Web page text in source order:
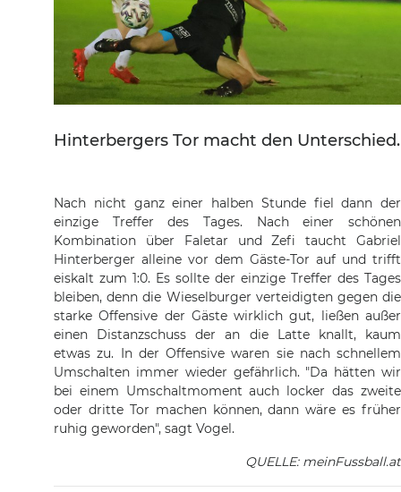
Hinterbergers Tor macht den Unterschied.
Nach nicht ganz einer halben Stunde fiel dann der
einzige Treffer des Tages. Nach einer schönen
Kombination über Faletar und Zefi taucht Gabriel
Hinterberger alleine vor dem Gäste-Tor auf und trifft
eiskalt zum 1:0. Es sollte der einzige Treffer des Tages
bleiben, denn die Wieselburger verteidigten gegen die
starke Offensive der Gäste wirklich gut, ließen außer
einen Distanzschuss der an die Latte knallt, kaum
etwas zu. In der Offensive waren sie nach schnellem
Umschalten immer wieder gefährlich. "Da hätten wir
bei einem Umschaltmoment auch locker das zweite
oder dritte Tor machen können, dann wäre es früher
ruhig geworden", sagt Vogel.
QUELLE: meinFussball.at